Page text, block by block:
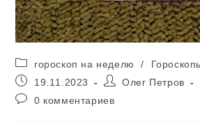
Рубрика
записи:
гороскоп на неделю /
Запись
опубликована:
19.11.2023
АвторОлег Петров
Комментарии
0 комментариев